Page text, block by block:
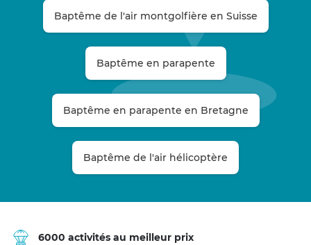
Baptême de l'air montgolfière en Suisse
Baptême en parapente
Baptême en parapente en Bretagne
Baptême de l'air hélicoptère
6000 activités au meilleur prix